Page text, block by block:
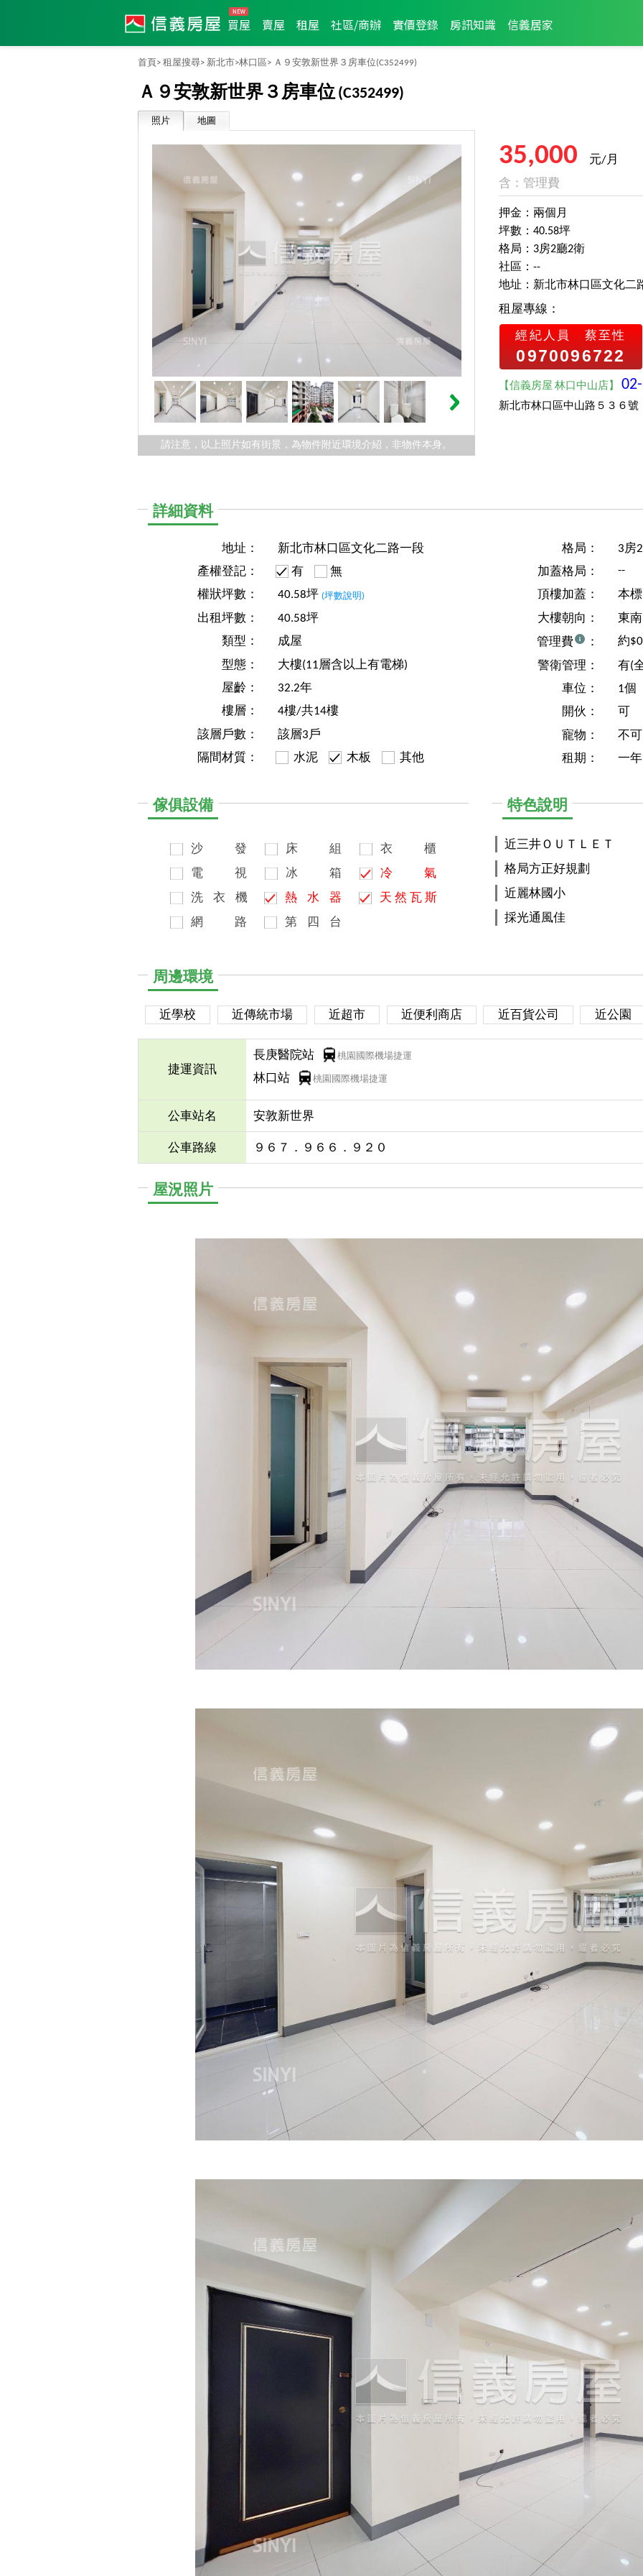
買屋 賣屋 租屋 社區/商辦 實價登錄 房訊知識 信義居家
首頁> 租屋搜尋> 新北市>林口區> Ａ９安敦新世界３房車位(C352499)
Ａ９安敦新世界３房車位 (C352499)
照片 地圖
請注意，以上照片如有街景，為物件附近環境介紹，非物件本身。
35,000
元/月
含：管理費
押金：兩個月
坪數：40.58坪
格局：3房2廳2衛
社區：--
地址：新北市林口區文化二
租屋專線：
經紀人員 蔡至性
0970096722
【信義房屋 林口中山店】
新北市林口區中山路５３６號
詳細資料
地址：
新北市林口區文化二路一段
產權登記：
有
無
權狀坪數：
40.58坪 (坪數說明)
出租坪數：
40.58坪
類型：
成屋
型態：
大樓(11層含以上有電梯)
屋齡：
32.2年
樓層：
4樓/共14樓
該層戶數：
該層3戶
隔間材質：
水泥 木板 其他
格局：
3房
加蓋格局：
--
頂樓加蓋：
本
大樓朝向：
東南
管理費
：
約
警衛管理：
有(
車位：
1個
開伙：
可
寵物：
不可
租期：
一年
傢俱設備
沙
發
電
視
洗
衣
機
網
路
床
組
冰
箱
熱
水
器
第
四 台
衣
櫃
冷
氣
天 然 瓦 斯
特色說明
近三井ＯＵＴＬＥＴ
格局方正好規劃
近麗林國小
採光通風佳
周邊環境
近學校 近傳統市場 近超市 近便利商店 近百貨公司 近公園
捷運資訊
長庚醫院站 桃園國際機場捷運
林口站 桃園國際機場捷運
公車站名 安敦新世界
公車路線 ９６７．９６６．９２０
屋況照片